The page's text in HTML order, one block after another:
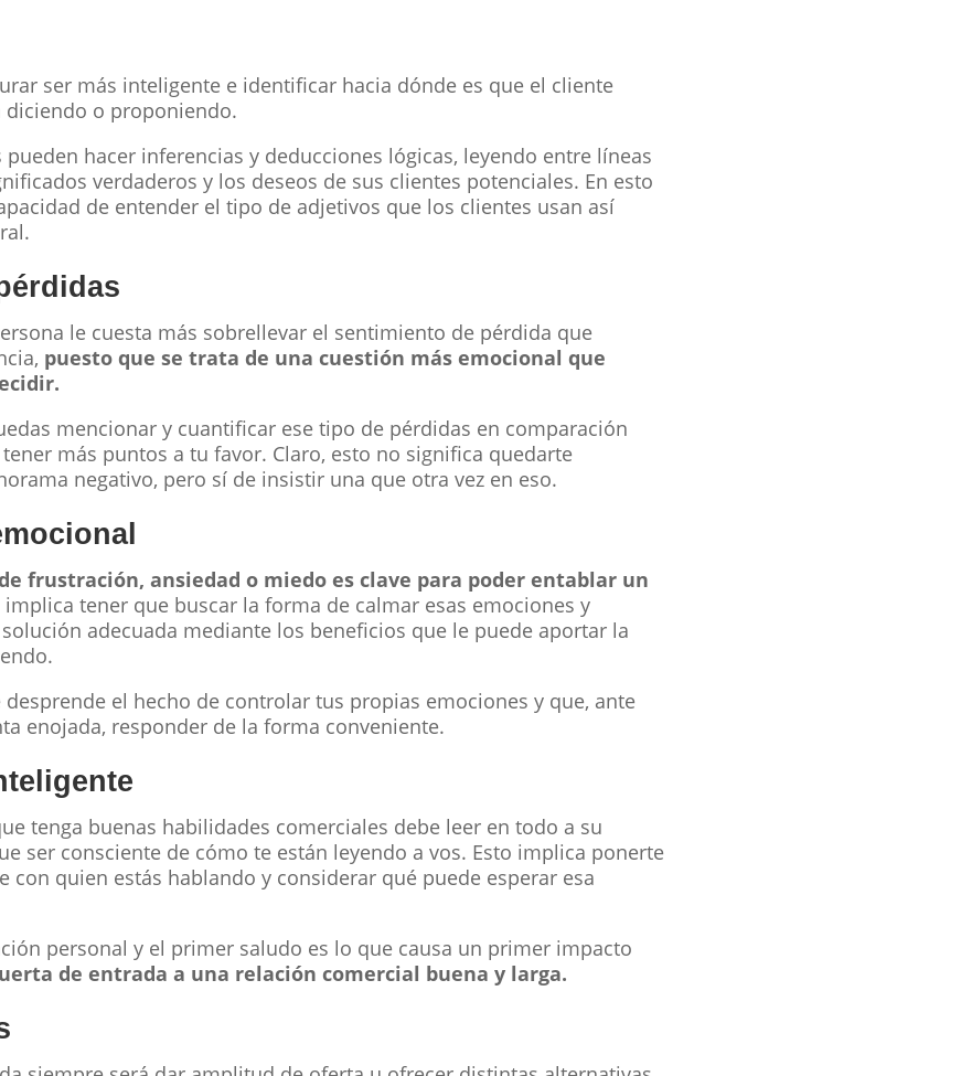
ser más inteligente e identificar hacia dónde es que el cliente
o proponiendo.
pueden hacer inferencias y deducciones lógicas, leyendo entre líneas
verdaderos y los deseos de sus clientes potenciales. En esto
de entender el tipo de adjetivos que los clientes usan así
le cuesta más sobrellevar el sentimiento de pérdida que
puesto que se trata de una cuestión más emocional que
mencionar y cuantificar ese tipo de pérdidas en comparación
más puntos a tu favor. Claro, esto no significa quedarte
negativo, pero sí de insistir una que otra vez en eso.
frustración, ansiedad o miedo es clave para poder entablar un
implica tener que buscar la forma de calmar esas emociones y
adecuada mediante los beneficios que le puede aportar la
el hecho de controlar tus propias emociones y que, ante
enojada, responder de la forma conveniente.
tenga buenas habilidades comerciales debe leer en todo a su
ser consciente de cómo te están leyendo a vos. Esto implica ponerte
con quien estás hablando y considerar qué puede esperar esa
personal y el primer saludo es lo que causa un primer impacto
de entrada a una relación comercial buena y larga.